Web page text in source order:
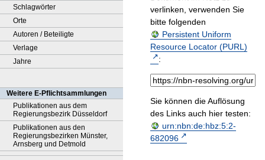
Schlagwörter
Orte
Autoren / Beteiligte
Verlage
Jahre
Weitere E-Pflichtsammlungen
Publikationen aus dem
Regierungsbezirk Düsseldorf
Publikationen aus den
Regierungsbezirken Münster,
Arnsberg und Detmold
verlinken, verwenden Sie
bitte folgenden
Persistent Uniform
Resource Locator (PURL)
:
Sie können die Auflösung
des Links auch hier testen:
urn:nbn:de:hbz:5:2-
682096